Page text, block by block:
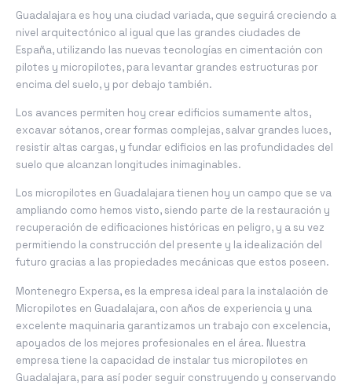
Guadalajara es hoy una ciudad variada, que seguirá creciendo a
nivel arquitectónico al igual que las grandes ciudades de
España, utilizando las nuevas tecnologías en cimentación con
pilotes y micropilotes, para levantar grandes estructuras por
encima del suelo, y por debajo también.
Los avances permiten hoy crear edificios sumamente altos,
excavar sótanos, crear formas complejas, salvar grandes luces,
resistir altas cargas, y fundar edificios en las profundidades del
suelo que alcanzan longitudes inimaginables.
Los micropilotes en Guadalajara tienen hoy un campo que se va
ampliando como hemos visto, siendo parte de la restauración y
recuperación de edificaciones históricas en peligro, y a su vez
permitiendo la construcción del presente y la idealización del
futuro gracias a las propiedades mecánicas que estos poseen.
Montenegro Expersa, es la empresa ideal para la instalación de
Micropilotes en Guadalajara, con años de experiencia y una
excelente maquinaria garantizamos un trabajo con excelencia,
apoyados de los mejores profesionales en el área. Nuestra
empresa tiene la capacidad de instalar tus micropilotes en
Guadalajara, para así poder seguir construyendo y conservando